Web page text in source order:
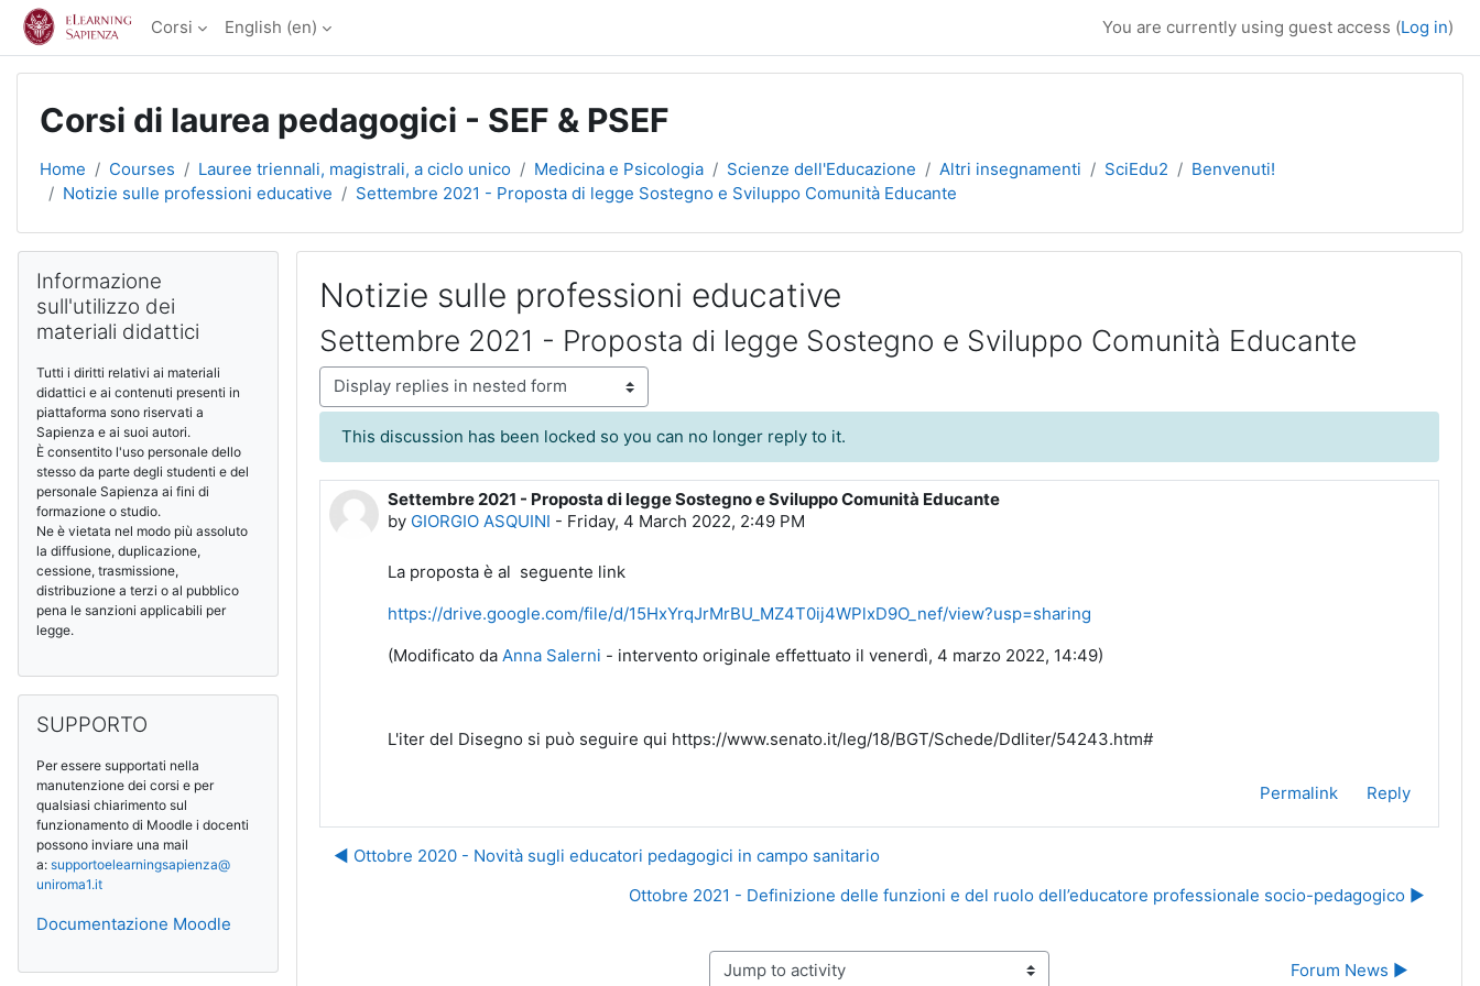
Skip to main content
Corsi English ‎(en)‎ You are currently using guest access (Log in)
Corsi di laurea pedagogici - SEF & PSEF
Home Courses Lauree triennali, magistrali, a ciclo unico Medicina e Psicologia Scienze dell'Educazione Altri insegnamenti SciEdu2
Benvenuti!
Notizie sulle professioni educative
Settembre 2021 - Proposta di legge Sostegno e Sviluppo Comunità Educante
Notizie sulle professioni educative
Settembre 2021 - Proposta di legge Sostegno e Sviluppo Comunità Educante
Display mode
This discussion has been locked so you can no longer reply to it.
Settembre 2021 - Proposta di legge Sostegno e Sviluppo Comunità Educante
by GIORGIO ASQUINI - Friday, 4 March 2022, 2:49 PM
Number of replies: 0
La proposta è al seguente link
https://drive.google.com/file/d/15HxYrqJrMrBU_MZ4T0ij4WPlxD9O_nef/view?usp=sharing
(Modificato da Anna Salerni - intervento originale effettuato il venerdì, 4 marzo 2022, 14:49)
L'iter del Disegno si può seguire qui https://www.senato.it/leg/18/BGT/Schede/Ddliter/54243.htm#
Permalink Reply
◀︎ Ottobre 2020 - Novità sugli educatori pedagogici in campo sanitario
Ottobre 2021 - Definizione delle funzioni e del ruolo dell’educatore professionale socio-pedagogico ▶︎
Jump to activity Forum News ▶︎
Blocks
Informazione
sull'utilizzo dei
materiali didattici
Tutti i diritti relativi ai materiali
didattici e ai contenuti presenti in
piattaforma sono riservati a
Sapienza e ai suoi autori.
È consentito l'uso personale dello
stesso da parte degli studenti e del
personale Sapienza ai fini di
formazione o studio.
Ne è vietata nel modo più assoluto
la diffusione, duplicazione,
cessione, trasmissione,
distribuzione a terzi o al pubblico
pena le sanzioni applicabili per
legge.
SUPPORTO
Per essere supportati nella
manutenzione dei corsi e per
qualsiasi chiarimento sul
funzionamento di Moodle i docenti
possono inviare una mail
a: supportoelearningsapienza@
uniroma1.it
Documentazione Moodle